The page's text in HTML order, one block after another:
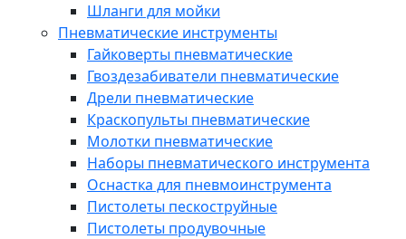
Шланги для мойки
Пневматические инструменты
Гайковерты пневматические
Гвоздезабиватели пневматические
Дрели пневматические
Краскопульты пневматические
Молотки пневматические
Наборы пневматического инструмента
Оснастка для пневмоинструмента
Пистолеты пескоструйные
Пистолеты продувочные